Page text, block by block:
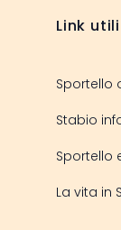
Link utili
Sportello
Stabio
Sportello
La vita in